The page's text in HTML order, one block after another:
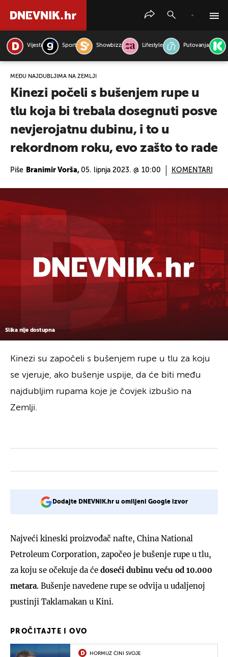
Vijesti Sport Showbizz Lifestyle Putovanja
MEĐU NAJDUBLJIMA NA ZEMLJI
Kinezi počeli s bušenjem rupe u
tlu koja bi trebala dosegnuti posve
nevjerojatnu dubinu, i to u
rekordnom roku, evo zašto to rade
Piše Branimir Vorša, 05. lipnja 2023. @ 10:00 KOMENTARI
Slika nije dostupna
Kinezi su započeli s bušenjem rupe u tlu za koju
se vjeruje, ako bušenje uspije, da će biti među
najdubljim rupama koje je čovjek izbušio na
Zemlji.
Dodajte DNEVNIK.hr u omiljeni Google izvor
Najveći kineski proizvođač nafte, China National
Petroleum Corporation, započeo je bušenje rupe u tlu,
za koju se očekuje da će doseći dubinu veću od 10.000
metara. Bušenje navedene rupe se odvija u udaljenoj
pustinji Taklamakan u Kini.
PROČITAJTE I OVO
HORMUZ ČINI SVOJE
PRETRAŽITE VIJESTI